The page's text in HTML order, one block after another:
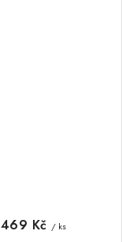
469 Kč / ks